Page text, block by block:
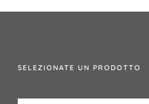
SELEZIONATE UN PRODOTTO